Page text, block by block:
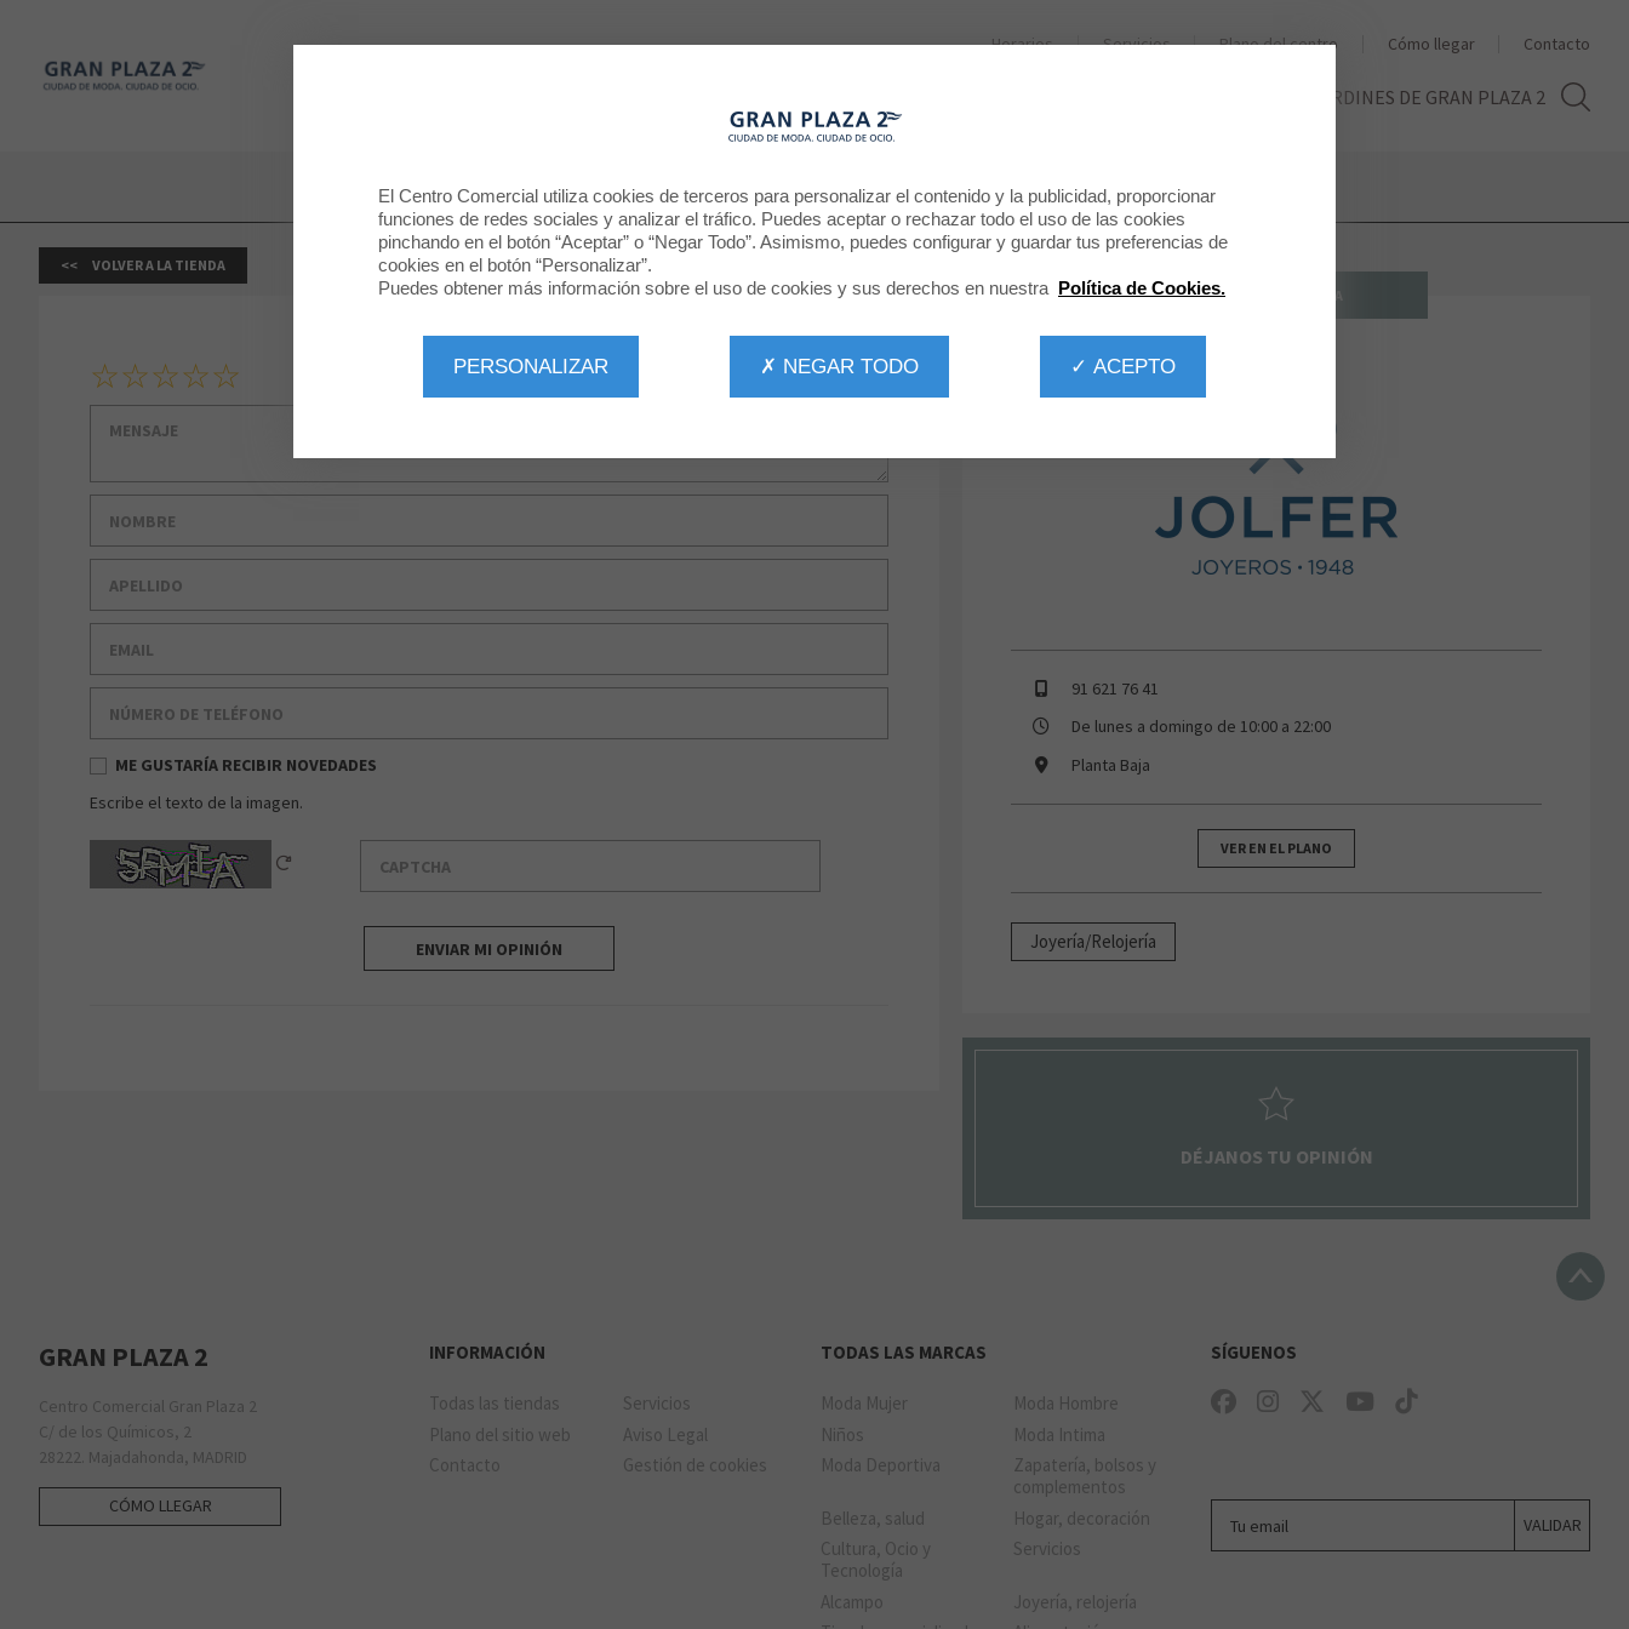
Gran Plaza 2
LOS JARDINES DE GRAN PLAZA 2
Horarios Servicios Plano del centro Cómo llegar Contacto
DÉJANOS TU OPINIÓN
Jolfer
VOLVER A LA TIENDA
Tu clasificación 4
3
2
1
ME GUSTARÍA RECIBIR NOVEDADES
Escribe el texto de la imagen.
Captcha
ENVIAR MI OPINIÓN
JOYERÍA/RELOJERÍA
91 621 76 41
De lunes a domingo de 10:00 a 22:00
Planta Baja
VER EN EL PLANO
Joyería/Relojería
DÉJANOS TU OPINIÓN
GRAN PLAZA 2
Centro Comercial Gran Plaza 2
C/ de los Químicos, 2
28222. Majadahonda, MADRID
CÓMO LLEGAR
INFORMACIÓN
Todas las tiendas
Servicios
Plano del sitio web
Aviso Legal
Contacto
Gestión de cookies
TODAS LAS MARCAS
Moda Mujer
Moda Hombre
Niños
Moda Intima
Moda Deportiva
Zapatería, bolsos y
complementos
Belleza, salud
Hogar, decoración
Cultura, Ocio y
Tecnología
Servicios
Alcampo
Joyería, relojería
SÍGUENOS
VALIDAR
El Centro Comercial utiliza cookies de terceros para personalizar el contenido y la publicidad, proporcionar
funciones de redes sociales y analizar el tráfico. Puedes aceptar o rechazar todo el uso de las cookies
pinchando en el botón “Aceptar” o “Negar Todo”. Asimismo, puedes configurar y guardar tus preferencias de
cookies en el botón “Personalizar”.
Puedes obtener más información sobre el uso de cookies y sus derechos en nuestra Política de Cookies.
✓ ACEPTO
✗ NEGAR TODO
PERSONALIZAR